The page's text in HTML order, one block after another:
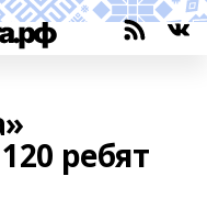
ребят